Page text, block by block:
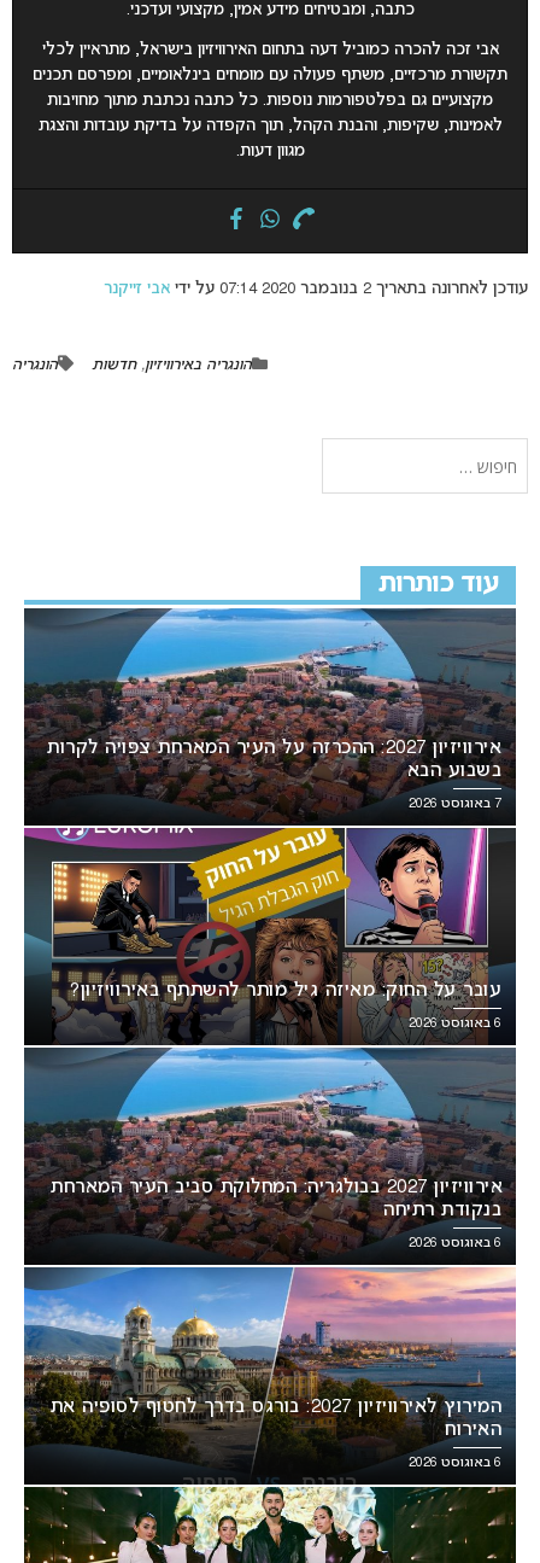
כתבה, ומבטיחים מידע אמין, מקצועי ועדכני.
אבי זכה להכרה כמוביל דעה בתחום האירוויזיון בישראל, מתראיין לכלי
תקשורת מרכזיים, משתף פעולה עם מומחים בינלאומיים, ומפרסם תכנים
מקצועיים גם בפלטפורמות נוספות. כל כתבה נכתבת מתוך מחויבות
לאמינות, שקיפות, והבנת הקהל, תוך הקפדה על בדיקת עובדות והצגת
מגוון דעות.
עודכן לאחרונה בתאריך 2 בנובמבר 2020 07:14 על ידי אבי זייקנר
הונגריה באירוויזיון,חדשות הונגריה
עוד כותרות
אירוויזיון 2027: ההכרזה על העיר המארחת צפויה לקרות
בשבוע הבא
7 באוגוסט 2026
עובר על החוק: מאיזה גיל מותר להשתתף באירוויזיון?
6 באוגוסט 2026
אירוויזיון 2027 בבולגריה: המחלוקת סביב העיר המארחת
בנקודת רתיחה
6 באוגוסט 2026
המירוץ לאירוויזיון 2027: בורגס בדרך לחטוף לסופיה את
האירוח
6 באוגוסט 2026